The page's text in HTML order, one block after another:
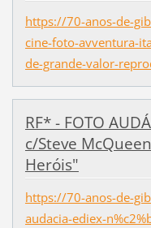
https://70-anos-de-
cine-foto-avventura-
de-grande-valor-
RF* - FOTO
c/Steve
Heróis"
https://70-anos-de-
audacia-ediex-